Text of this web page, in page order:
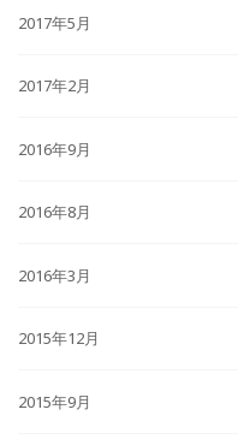
2017年5月
2017年2月
2016年9月
2016年8月
2016年3月
2015年12月
2015年9月